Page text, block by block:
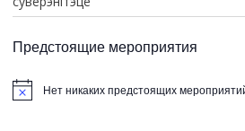
Предстоящие мероприятия
Нет никаких предстоящих